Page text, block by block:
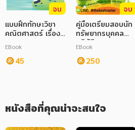
จบ
แบบฝึกทักษะวิชา
คณิตศาสตร์ เรื่อง
การแปลงทาง
เรขาคณิต
EBook
45
จบ
คู่มือเตรียมสอบนัก
ทรัพยากรบุคคล
ปฏิบัติการ
มหาวิทยาลัย
เกษตรศาสตร์ ปี
EBook
250
หนังสือที่คุณน่าจะสนใจ